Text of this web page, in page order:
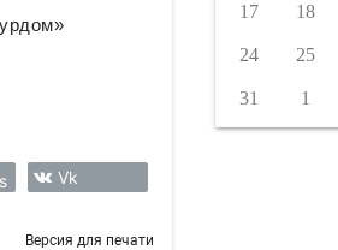
Vk
Версия для печати
17 18
24 25
31 1